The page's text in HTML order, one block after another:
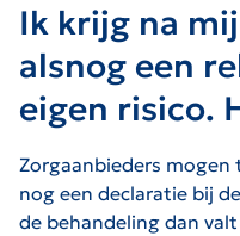
Ik krijg na
alsnog een
eigen risico.
Zorgaanbieders mogen
nog een declaratie bij
de behandeling dan